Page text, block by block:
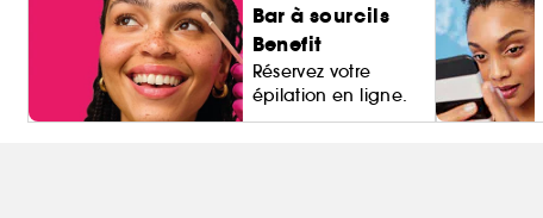
Bar à sourcils
Benefit
Réservez votre
épilation en ligne.